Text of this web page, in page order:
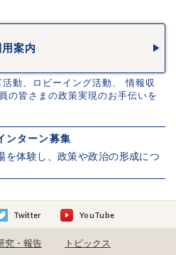
案内
動、ロビーイング活動、 情報収
の皆さまの政策実現のお手伝いを
ンターン募集
を体験し、政策や政治の形成につ
Twitter YouTube
究・報告 トピックス